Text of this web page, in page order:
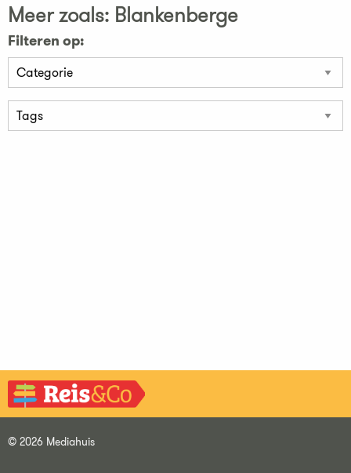
Meer zoals: Blankenberge
Filteren op:
© 2026 Mediahuis